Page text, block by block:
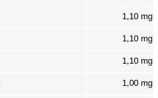
1,10 mg
1,10 mg
1,10 mg
1,00 mg